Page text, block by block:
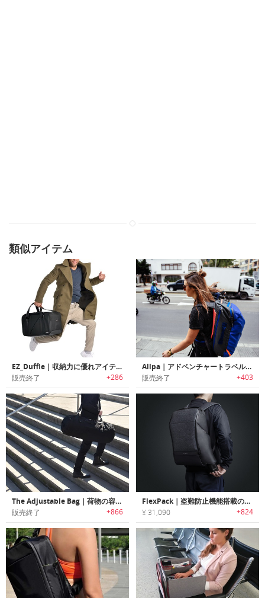
類似アイテム
EZ_Duffle｜収納力に優れアイテムをすっきりオーガナイズ可能なダッフルバッグ「イージーダッフル」
販売終了 +286
Allpa｜アドベンチャートラベルに最適な耐久性/防犯性に優れたキャリーオンサイズバックパック「アルパ」
販売終了 +403
The Adjustable Bag｜荷物の容量に合わせて3つのサイズに切り替え可能なコンバーチブルバッグ「タブ」
販売終了 +866
FlexPack｜盗難防止機能搭載の多機能ダッフル/バックパック「フレックスパック」シリーズ
¥ 31,090 +824